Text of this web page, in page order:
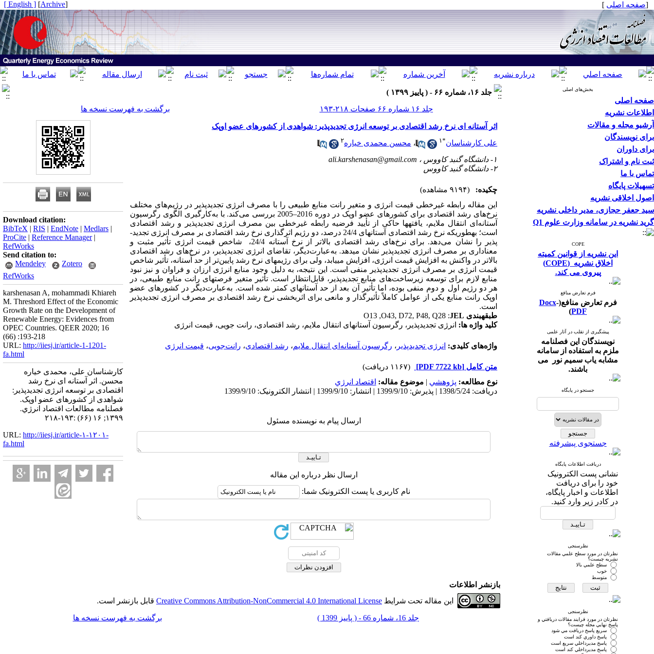
[صفحه اصلی ]
[
Archive
]
[ English ]
بخش‌های اصلی
صفحه اصلی
اطلاعات نشریه
آرشیو مجله و مقالات
برای نویسندگان
برای داوران
ثبت نام و اشتراک
تماس با ما
تسهیلات پایگاه
اصول اخلاقی نشریه
سید جعفر حجازی، مدیر داخلی نشریه
گرید نشریه در سامانه وزارت علوم Q1
COPE
این نشریه از قوانین کمیته
اخلاق نشریه (COPE)
پیروی می کند.
فرم تعارض منافع
فرم تعارض منافع( Docx-
PDF
)
پیشگیری از تقلب در آثار علمی
نویسندگان این فصلنامه
ملزم به استفاده از سامانه
مشابه یاب سمیم نور می
باشند.
جستجو در پایگاه
جستجوی پیشرفته
دریافت اطلاعات پایگاه
نشانی پست الکترونیک
خود را برای دریافت
اطلاعات و اخبار پایگاه،
در کادر زیر وارد کنید.
نظرسنجی
نظرتان در مورد سطح علمي مقالات
نشريه چيست؟
سطح علمي بالا
خوب
متوسط
نظرسنجی
نظرتان در مورد فرايند مقالات دريافتي و
پاسخ نهايي مجله چيست؟
سريع پاسخ دريافت مي شود
پاسخ داوري كند است
پاسخ مديرداخلي سريع است
پاسخ مديرداخلي كند است
جلد ۱۶، شماره ۶۶ - ( پاييز ۱۳۹۹ )
جلد ۱۶ شماره ۶۶ صفحات ۲۱۸-۱۹۳
برگشت به فهرست نسخه ها
اثر آستانه ای نرخ رشد اقتصادی بر توسعه انرژی تجدیدپذیر: شواهدی از کشورهای عضو اوپک
علی کارشناسان*۱ ، محسن محمدی خیاره۲
۱- دانشگاه گنبد کاووس ،
ali.karshenasan@gmail.com
۲- دانشگاه گنبد کاووس
چکیده:
(۹۱۹۴ مشاهده)
این مقاله رابطه غیرخطی قیمت انرژی و متغیر رانت منابع طبیعی را با مصرف انرژی تجدیدپذیر در رژیمهای مختلف
نرخ‌های رشد اقتصادی برای کشورهای عضو اوپک در دوره 2016
–
2005 بررسی می‌کند. با به‌کارگیری الگوی رگرسیون
آستانه ای انتقال ملایم، یافته­ها حاکی از تأیید فرضیه رابطه غیرخطی بین مصرف انرژی تجدیدپذیر و رشد اقتصادی
است؛ به‏طوری‏که نرخ رشد اقتصادی آستانه­­ای 24/4 درصد، دو رژیم اثر­گذاری نرخ رشد اقتصادی بر مصرف انرژی تجدید­
پذیر را نشان می
دهد. برای نرخ‌های رشد اقتصادی بالاتر از نرخ آستانه 24/4، شاخص قیمت انرژی تأثیر مثبت و
معناداری بر مصرف انرژی تجدیدپذیر نشان می­دهد. به‌عبارت‌دیگر، تقاضای انرژی تجدید­پذیر، در نرخ‌های رشد اقتصادی
بالاتر در واکنش به افزایش قیمت انرژی، افزایش می­یابد، ولی برای رژیم­های نرخ رشد پایین‌تر از حد آستانه، تأثیر شاخص
قیمت انرژی بر مصرف انرژی تجدیدپذیر منفی است. این نتیجه، به دلیل وجود منابع انرژی ارزان و فراوان و نیز نبود
منابع لازم برای توسعه زیرساخت‌های منابع تجدیدپذیر، قابل‌انتظار است. تأثیر متغیر فرصت‏های رانت منابع طبیعی، در
هر دو رژیم اول و دوم منفی بوده، اما تأثیر آن بعد از حد آستانه­ای کمتر شده است. به‌عبارت‌دیگر در کشورهای عضو
اوپک رانت منابع یکی از عوامل کاملاً تأثیرگذار و مانعی برای اثربخشی نرخ رشد اقتصادی بر مصرف انرژی تجدیدپذیر
است.
طبقه‏بندی JEL
:
O13 ,O43, D72, P48, Q28
کلید واژه‏ ها: انرژی تجدیدپذیر، رگرسیون آستانه­ای انتقال ملایم، رشد اقتصادی، رانت‏ جویی، قیمت انرژی
واژه‌های کلیدی: انرژی تجدیدپذیر ، رگرسیون آستانه‌ای انتقال ملایم، رشد اقتصادی، رانت‌جویی، قیمت انرژی
متن کامل [PDF 7722 kb]
(۱۱۶۷ دریافت)
نوع مطالعه: پژوهشي | موضوع مقاله: اقتصاد انرژي
دریافت: 1398/5/24 | پذیرش: 1399/9/10 | انتشار: 1399/9/10 | انتشار الکترونیک: 1399/9/10
ارسال پیام به نویسنده مسئول
ارسال نظر درباره این مقاله
نام کاربری یا پست الکترونیک شما:
Download citation:
BibTeX | RIS | EndNote | Medlars |
ProCite | Reference Manager|
RefWorks
Send citation to:
Mendeley
Zotero
RefWorks
karshenasan A, mohammadi Khiareh
M. Threshord Effect of the Economic
Growth Rate on the Development of
Renewable Energy: Evidences from
OPEC Countries. QEER 2020; 16
(66) :193-218
URL: http://iiesj.ir/article-1-1201-
fa.html
کارشناسان علی، محمدی خیاره
محسن. اثر آستانه ای نرخ رشد
اقتصادی بر توسعه انرژی تجدیدپذیر:
شواهدی از کشورهای عضو اوپک.
فصلنامه مطالعات اقتصاد انرژي.
۱۳۹۹; ۱۶ (۶۶) :۱۹۳-۲۱۸
URL: http://iiesj.ir/article-۱-۱۲۰۱-
fa.html
بازنشر اطلاعات
این مقاله تحت شرایط Creative Commons Attribution-NonCommercial 4.0 International License قابل بازنشر است.
جلد 16، شماره 66 - ( پاييز 1399 ) برگشت به فهرست نسخه ها